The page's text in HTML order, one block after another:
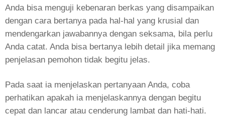
Anda bisa menguji kebenaran berkas yang disampaikan
dengan cara bertanya pada hal-hal yang krusial dan
mendengarkan jawabannya dengan seksama, bila perlu
Anda catat. Anda bisa bertanya lebih detail jika memang
penjelasan pemohon tidak begitu jelas.
Pada saat ia menjelaskan pertanyaan Anda, coba
perhatikan apakah ia menjelaskannya dengan begitu
cepat dan lancar atau cenderung lambat dan hati-hati.